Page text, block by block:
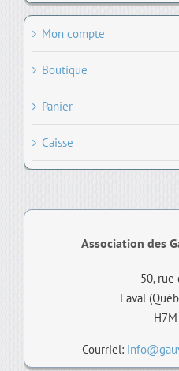
Association des
50, rue
Laval
Courriel:
Mon compte
Boutique
Panier
Caisse